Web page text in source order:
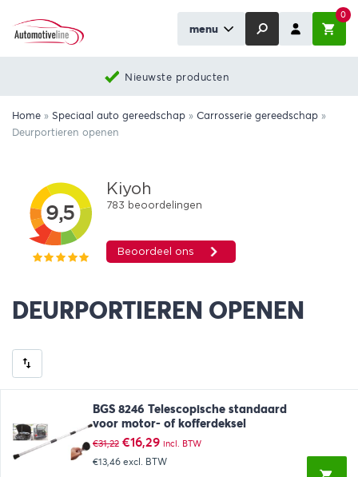
menu
0
Nieuwste producten
Home » Speciaal auto gereedschap » Carrosserie gereedschap »
Deurportieren openen
DEURPORTIEREN OPENEN
BGS 8246 Telescopische standaard
voor motor- of kofferdeksel
€31,22 Oorspronkelijke
prijs
was:
€16,29Huidige
prijs
is:
incl. BTW
€13,46 excl. BTW